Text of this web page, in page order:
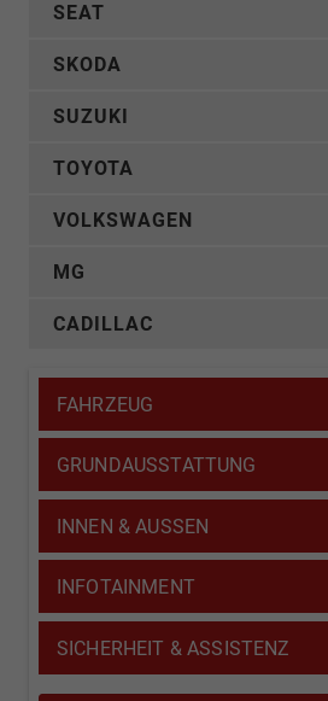
SEAT
SKODA
SUZUKI
TOYOTA
VOLKSWAGEN
MG
CADILLAC
FAHRZEUG
GRUNDAUSSTATTUNG
INNEN & AUSSEN
INFOTAINMENT
SICHERHEIT & ASSISTENZ